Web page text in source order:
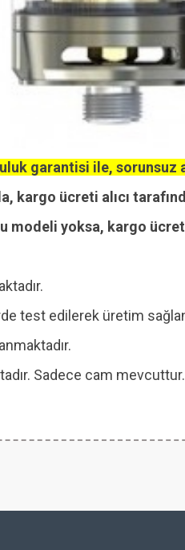
garantisi ile, sorunsuz
kargo ücreti alıcı
modeli yoksa, kargo
test edilerek üretim
Sadece cam mevcuttur.